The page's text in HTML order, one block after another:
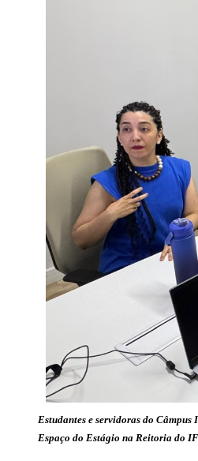
Estudantes e servidoras do Câmpus
Espaço do Estágio na Reitoria do